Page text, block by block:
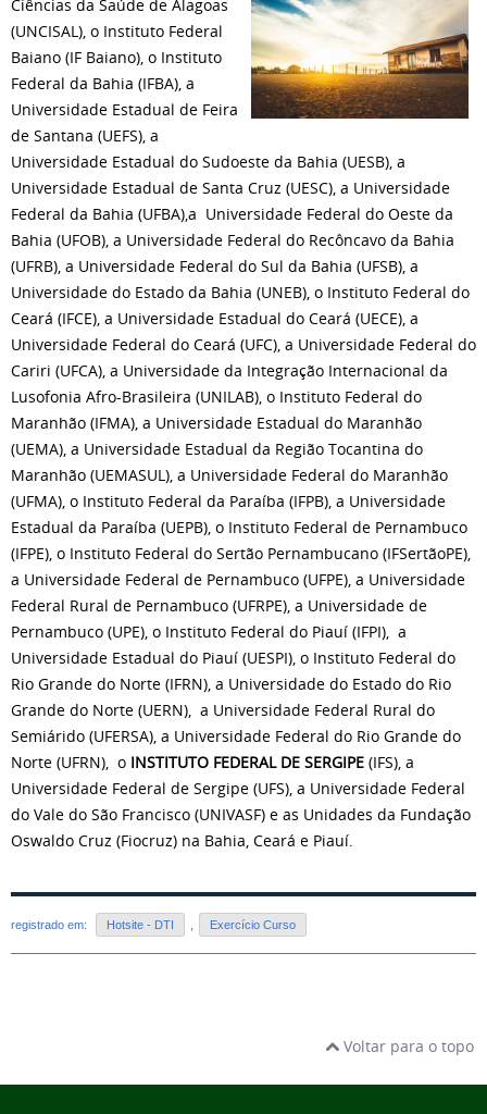
Ciências da Saúde de Alagoas
(UNCISAL), o Instituto Federal
Baiano (IF Baiano), o Instituto
Federal da Bahia (IFBA), a
Universidade Estadual de Feira
de Santana (UEFS), a
Universidade Estadual do Sudoeste da Bahia (UESB), a
Universidade Estadual de Santa Cruz (UESC), a Universidade
Federal da Bahia (UFBA),a Universidade Federal do Oeste da
Bahia (UFOB), a Universidade Federal do Recôncavo da Bahia
(UFRB), a Universidade Federal do Sul da Bahia (UFSB), a
Universidade do Estado da Bahia (UNEB), o Instituto Federal do
Ceará (IFCE), a Universidade Estadual do Ceará (UECE), a
Universidade Federal do Ceará (UFC), a Universidade Federal do
Cariri (UFCA), a Universidade da Integração Internacional da
Lusofonia Afro-Brasileira (UNILAB), o Instituto Federal do
Maranhão (IFMA), a Universidade Estadual do Maranhão
(UEMA), a Universidade Estadual da Região Tocantina do
Maranhão (UEMASUL), a Universidade Federal do Maranhão
(UFMA), o Instituto Federal da Paraíba (IFPB), a Universidade
Estadual da Paraíba (UEPB), o Instituto Federal de Pernambuco
(IFPE), o Instituto Federal do Sertão Pernambucano (IFSertãoPE),
a Universidade Federal de Pernambuco (UFPE), a Universidade
Federal Rural de Pernambuco (UFRPE), a Universidade de
Pernambuco (UPE), o Instituto Federal do Piauí (IFPI), a
Universidade Estadual do Piauí (UESPI), o Instituto Federal do
Rio Grande do Norte (IFRN), a Universidade do Estado do Rio
Grande do Norte (UERN), a Universidade Federal Rural do
Semiárido (UFERSA), a Universidade Federal do Rio Grande do
Norte (UFRN), o INSTITUTO FEDERAL DE SERGIPE (IFS), a
Universidade Federal de Sergipe (UFS), a Universidade Federal
do Vale do São Francisco (UNIVASF) e as Unidades da Fundação
Oswaldo Cruz (Fiocruz) na Bahia, Ceará e Piauí.
registrado em: Hotsite - DTI Exercício Curso
Voltar para o topo